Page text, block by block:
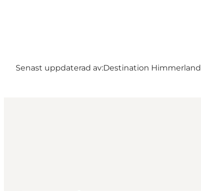
Senast uppdaterad av:Destination Himmerland